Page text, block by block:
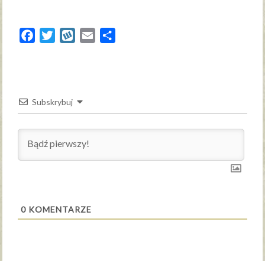
FacebookTwitterWykopEmail
Subskrybuj
0 KOMENTARZE